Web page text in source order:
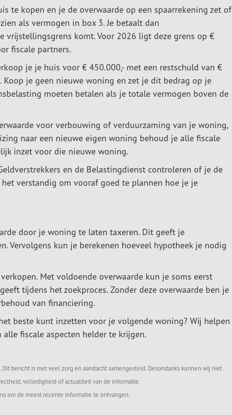
te kopen en je de overwaarde op een spaarrekening zet of
als vermogen in box 3. Je betaalt dan
vrijstellingsgrens komt. Voor 2026 ligt deze grens op €
fiscale partners.
je je huis voor € 450.000,- met een restschuld van €
Koop je geen nieuwe woning en zet je dit bedrag op je
moeten betalen als je totale vermogen boven de
voor verbouwing of verduurzaming van je woning,
naar een nieuwe eigen woning behoud je alle fiscale
inzet voor die nieuwe woning.
en de Belastingdienst controleren of je de
verstandig om vooraf goed te plannen hoe je je
door je woning te laten taxeren. Dit geeft je
Vervolgens kun je berekenen hoeveel hypotheek je nodig
Met voldoende overwaarde kun je soms eerst
tijdens het zoekproces. Zonder deze overwaarde ben je
van financiering.
beste kunt inzetten voor je volgende woning? Wij helpen
fiscale aspecten helder te krijgen.
bericht is met veel zorg en aandacht samengesteld. Desondanks kunnen wij niet
volledigheid of actualiteit van de informatie.
om de meest recente informatie te ontvangen.